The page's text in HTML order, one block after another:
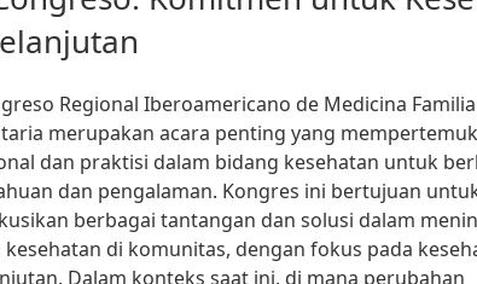
Regional Iberoamericano de Medicina
merupakan acara penting yang
dan praktisi dalam bidang kesehatan untuk
dan pengalaman. Kongres ini bertujuan
berbagai tantangan dan solusi dalam
kesehatan di komunitas, dengan fokus pada
Dalam konteks saat ini, di mana perubahan